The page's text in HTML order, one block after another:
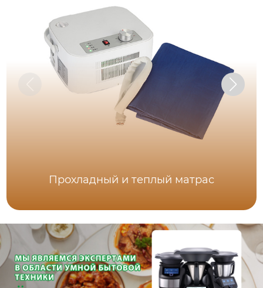
Прохладный и теплый матрас